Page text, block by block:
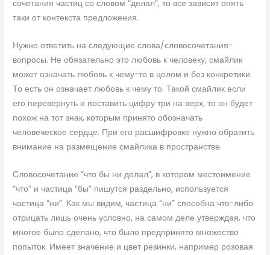
сочетания частиц со словом “делал”, то все зависит опять
таки от контекста предложения.
Нужно ответить на следующие слова/словосочетания-
вопросы. Не обязательно это любовь к человеку, смайлик
может означать любовь к чему-то в целом и без конкретики.
То есть он означает любовь к чему то. Такой смайлик если
его перевернуть и поставить цифру три на верх, то он будет
похож на тот знак, которым принято обозначать
человеческое сердце. При его расшифровке нужно обратить
внимание на размещение смайлика в пространстве.
Словосочетание “что бы ни делал”, в котором местоимение
“что” и частица “бы” пишутся раздельно, используется
частица “ни”. Как мы видим, частица “ни” способна что-либо
отрицать лишь очень условно, на самом деле утверждая, что
многое было сделано, что было предпринято множество
попыток. Имеет значение и цвет резинки, например розовая